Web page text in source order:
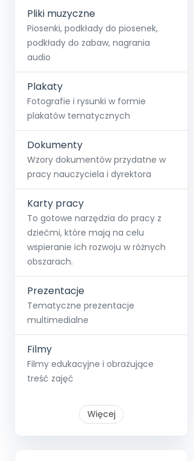
Pliki muzyczne
Piosenki, podkłady do piosenek,
podkłady do zabaw, nagrania
audio
Plakaty
Fotografie i rysunki w formie
plakatów tematycznych
Dokumenty
Wzory dokumentów przydatne w
pracy nauczyciela i dyrektora
Karty pracy
To gotowe narzędzia do pracy z
dziećmi, które mają na celu
wspieranie ich rozwoju w różnych
obszarach.
Prezentacje
Tematyczne prezentacje
multimedialne
Filmy
Filmy edukacyjne i obrazujące
treść zajęć
Więcej